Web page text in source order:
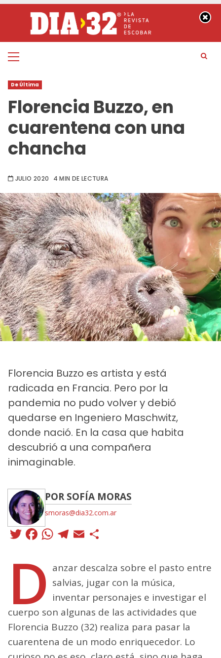
contenido
Menú
De Última
Florencia Buzzo, en
cuarentena con una
chancha
JULIO 2020 4 MIN DE LECTURA
Florencia Buzzo es artista y está
radicada en Francia. Pero por la
pandemia no pudo volver y debió
quedarse en Ingeniero Maschwitz,
donde nació. En la casa que habita
descubrió a una compañera
inimaginable.
POR SOFÍA MORAS
smoras@dia32.com.ar
Twitter
Facebook
WhatsApp
Telegram
Email
D anzar descalza sobre el pasto entre
salvias, jugar con la música,
inventar personajes e investigar el
cuerpo son algunas de las actividades que
Florencia Buzzo (32) realiza para pasar la
cuarentena de un modo enriquecedor. Lo